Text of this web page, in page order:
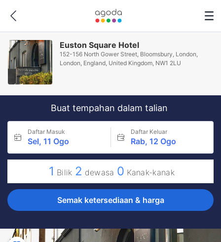
Euston Square Hotel
152-156 North Gower Street, Bloomsbury, London,
London, England, United Kingdom, NW1 2LU
Buat tempahan dalam talian
Daftar Masuk
Sel, 11 Ogo
Daftar Keluar
Rab, 12 Ogo
1 Bilik 2 dewasa 0 Kanak-kanak
Semak ketersediaan & harga